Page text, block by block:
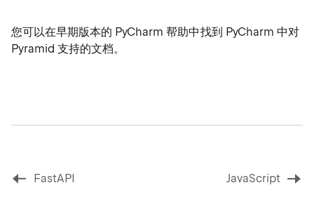
您可以在早期版本的 PyCharm 帮助中找到 PyCharm 中对
Pyramid 支持的文档。
FastAPI JavaScript